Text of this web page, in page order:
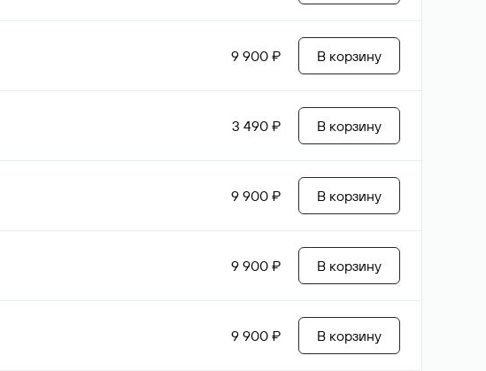
9 900 ₽ В корзину
3 490 ₽ В корзину
9 900 ₽ В корзину
9 900 ₽ В корзину
9 900 ₽ В корзину